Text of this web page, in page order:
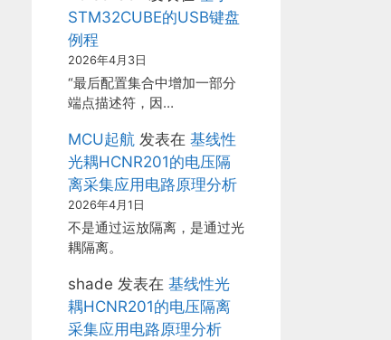
STM32CUBE的USB键盘
例程
2026年4月3日
“最后配置集合中增加一部分
端点描述符，因…
MCU起航 发表在 基线性
光耦HCNR201的电压隔
离采集应用电路原理分析
2026年4月1日
不是通过运放隔离，是通过光
耦隔离。
shade 发表在 基线性光
耦HCNR201的电压隔离
采集应用电路原理分析